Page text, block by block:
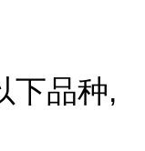
下品种,